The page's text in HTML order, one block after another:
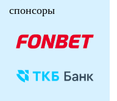
спонсоры